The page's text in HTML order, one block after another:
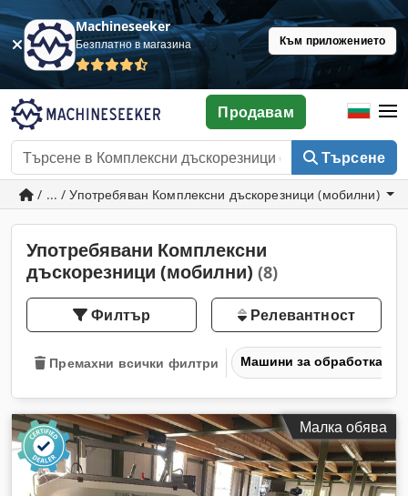
Machineseeker
Безплатно в магазина Към приложението
Търсене
Продавам
/ ... / Употребяван Комплексни дъскорезници (мобилни)
Употребявани Комплексни
дъскорезници (мобилни) (8)
Филтър Релевантност
Премахни всички филтри Машини за обработка
Малка обява